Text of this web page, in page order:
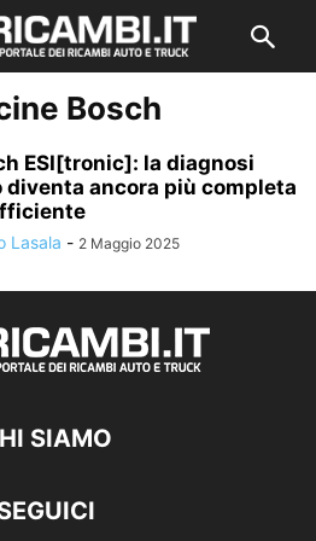
Bosch
ESI[tronic]: la diagnosi
diventa ancora più completa
Lasala - 2 Maggio 2025
SIAMO